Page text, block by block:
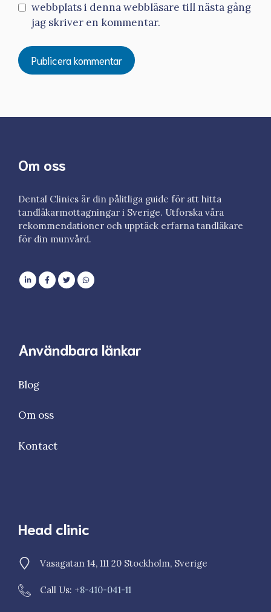
webbplats i denna webbläsare till nästa gång
jag skriver en kommentar.
Om oss
Dental Clinics är din pålitliga guide för att hitta
tandläkarmottagningar i Sverige. Utforska våra
rekommendationer och upptäck erfarna tandläkare
för din munvård.
Användbara länkar
Blog
Om oss
Kontact
Head clinic
Vasagatan 14, 111 20 Stockholm, Sverige
Call Us: +8-410-041-11